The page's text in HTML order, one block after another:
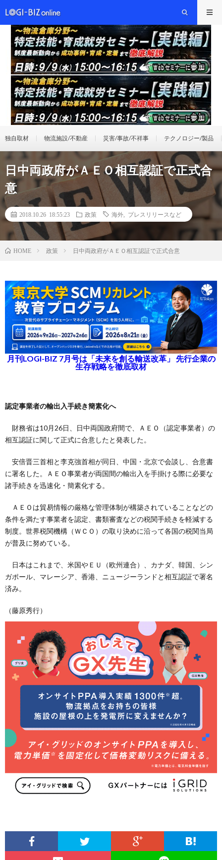
独自取材 物流施設/不動産 災害/事故/不祥事 テクノロジー/製品
日中両政府がＡＥＯ相互認証で正式合
意
2018.10.26 18:55:23 政策 海外 プレスリリースなど
HOME 政策 日中両政府がＡＥＯ相互認証で正式合意
月刊LOGI-BIZ 7月号は「未来を創る輸送改革」 先行企業の
生存戦略を徹底取材
認定事業者の輸出入手続き簡素化へ
財務省は10月26日、日中両国政府間で、ＡＥＯ（認定事業者）の
相互認証に関して正式に合意したと発表した。
安倍晋三首相と李克強首相が同日、中国・北京で会談し、合意書
に署名した。ＡＥＯ事業者が両国間の輸出入を手掛ける際に必要な
諸手続きを迅速化・簡素化する。
ＡＥＯは貿易情報の厳格な管理体制が構築されていることなどの
条件を満たす事業者を認定、書類審査などの税関手続きを軽減する
制度。世界税関機構（ＷＣＯ）の取り決めに沿って各国の税関当局
が普及に努めている。
日本はこれまで、米国やＥＵ（欧州連合）、カナダ、韓国、シン
ガポール、マレーシア、香港、ニュージーランドと相互認証で署名
済み。
（藤原秀行）